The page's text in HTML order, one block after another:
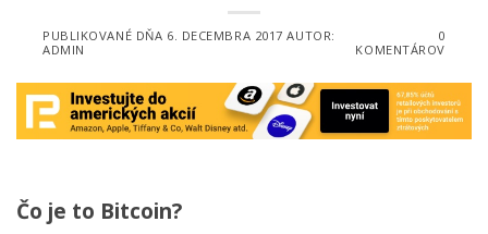
PUBLIKOVANÉ DŇA 6. DECEMBRA 2017 AUTOR:
ADMIN
0
KOMENTÁROV
Čo je to Bitcoin?